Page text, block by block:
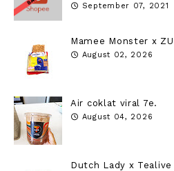
September 07, 2021
Mamee Monster x
August 02, 2026
Air coklat viral 7e.
August 04, 2026
Dutch Lady x